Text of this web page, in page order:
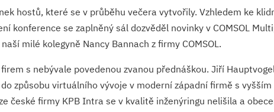
hostů, které se v průběhu večera vytvořily. Vzhledem ke
konference se zaplněný sál dozvěděl novinky v COMSOL
milé kolegyně Nancy Bannach z firmy COMSOL.
s nebývale povedenou zvanou přednáškou. Jiří
způsobu virtuálního vývoje v moderní západní firmě s
české firmy KPB Intra se v kvalitě inženýringu nelišila a